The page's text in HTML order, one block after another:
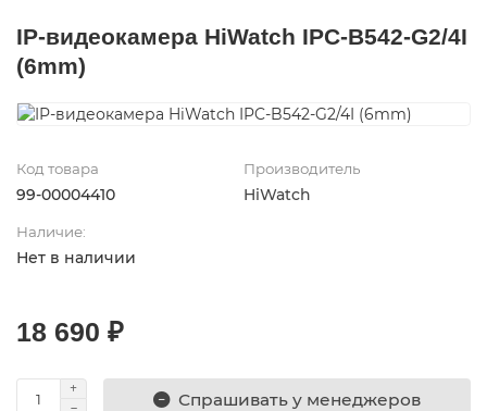
IP-видеокамера HiWatch IPC-B542-G2/4I
(6mm)
Код товара
99-00004410
Производитель
HiWatch
Наличие:
Нет в наличии
18 690 ₽
Спрашивать у менеджеров